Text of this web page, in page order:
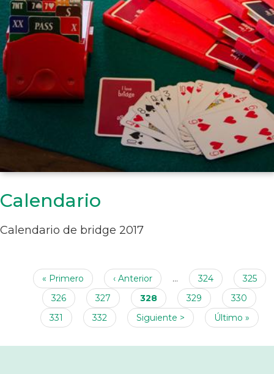
Calendario
Calendario de bridge 2017
Paginación
Primera
página
« Primero
Página
anterior
‹ Anterior … Página
324 Página
325
Página
326 Página
327
Página
actual
328 Página
329 Página
330
Página
331 Página
332
Siguiente
página
Siguiente >
Última
página
Último »